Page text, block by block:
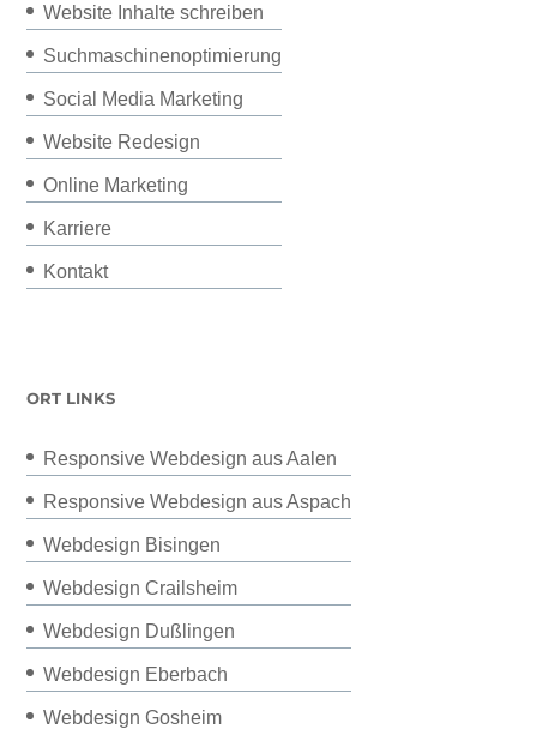
Website Inhalte schreiben
Suchmaschinenoptimierung
Social Media Marketing
Website Redesign
Online Marketing
Karriere
Kontakt
ORT LINKS
Responsive Webdesign aus Aalen
Responsive Webdesign aus Aspach
Webdesign Bisingen
Webdesign Crailsheim
Webdesign Dußlingen
Webdesign Eberbach
Webdesign Gosheim